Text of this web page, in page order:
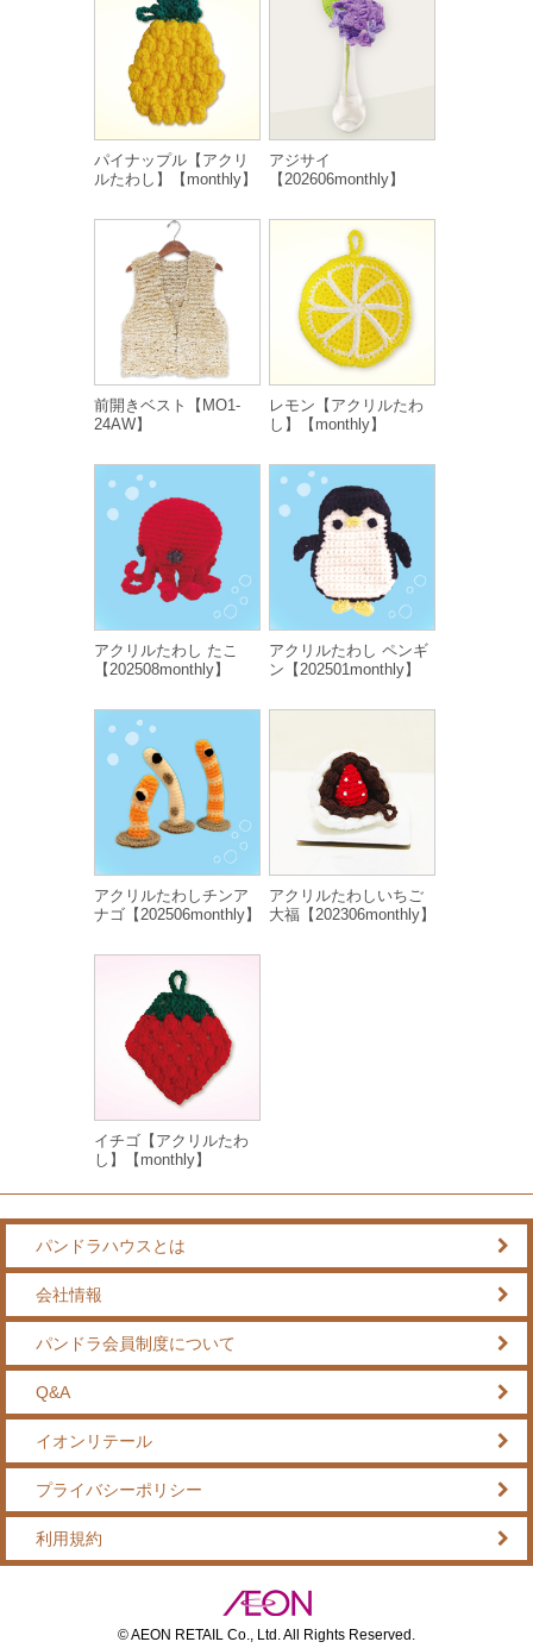
パイナップル【アクリ
ルたわし】【monthly】
アジサイ
【202606monthly】
前開きベスト【MO1-
24AW】
レモン【アクリルたわ
し】【monthly】
アクリルたわし たこ
【202508monthly】
アクリルたわし ペンギ
ン【202501monthly】
アクリルたわしチンア
ナゴ【202506monthly】
アクリルたわしいちご
大福【202306monthly】
イチゴ【アクリルたわ
し】【monthly】
パンドラハウスとは
会社情報
パンドラ会員制度について
Q&A
イオンリテール
プライバシーポリシー
利用規約
© AEON RETAIL Co., Ltd. All Rights Reserved.